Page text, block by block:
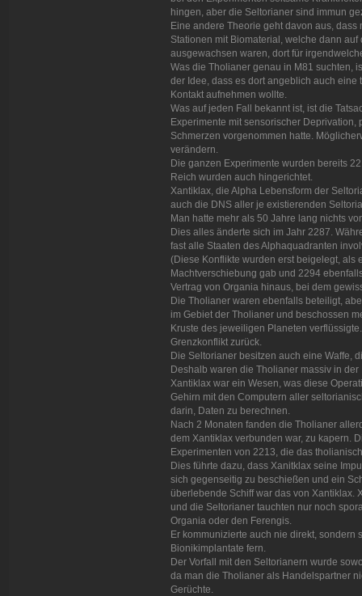
hingen, aber die Seltorianer sind immun
Eine andere Theorie geht davon aus,
Stationen mit Biomaterial, welche dann
ausgewachsen waren, dort für
Was die Tholianer genau in M81 suchten,
der Idee, dass es dort angeblich auch
Kontakt aufnehmen wollte.
Was auf jeden Fall bekannt ist, ist die
Experimente mit sensorischer
Schmerzen vorgenommen hatte.
verändern.
Die ganzen Experimente wurden bereits
Reich wurden auch hingerichtet.
Xantiklax, die Alpha Lebensform der
auch die DNS aller je existierenden
Man hatte mehr als 50 Jahre lang nichts
Dies alles änderte sich im Jahr 2287.
fast alle Staaten des Alphaquadranten
(Diese Konflikte wurden erst beigelegt, als
Machtverschiebung gab und 2294
Vertrag von Organia hinaus, bei dem
Die Tholianer waren ebenfalls beteiligt,
im Gebiet der Tholianer und beschossen
Kruste des jeweiligen Planeten
Grenzkonflikt zurück.
Die Seltorianer besitzen auch eine Waffe,
Deshalb waren die Tholianer massiv in der
Xantiklax war ein Wesen, was diese
Gehirn mit den Computern aller
darin, Daten zu berechnen.
Nach 2 Monaten fanden die Tholianer
dem Xantiklax verbunden war, zu kapern.
Experimenten von 2213, die das
Dies führte dazu, dass Xanitklax seine
sich gegenseitig zu beschießen und ein
überlebende Schiff war das von Xantiklax.
und die Seltorianer tauchten nur noch
Organia oder den Ferengis.
Er kommunizierte auch nie direkt,
Bionikimplantate fern.
Der Vorfall mit den Seltorianern wurde
da man die Tholianer als Handelspartner
Gerüchte.